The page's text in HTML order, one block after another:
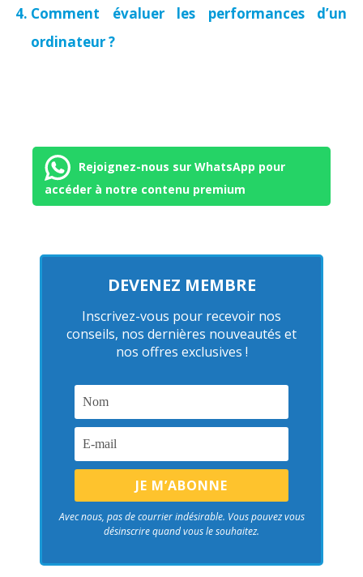
Comment évaluer les performances d’un
ordinateur ?
Rejoignez-nous sur WhatsApp pour
accéder à notre contenu premium
DEVENEZ MEMBRE
Inscrivez-vous pour recevoir nos
conseils, nos dernières nouveautés et
nos offres exclusives !
Avec nous, pas de courrier indésirable. Vous pouvez vous
désinscrire quand vous le souhaitez.